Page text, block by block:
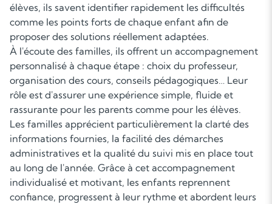
élèves, ils savent identifier rapidement les difficultés
comme les points forts de chaque enfant afin de
proposer des solutions réellement adaptées.
À l'écoute des familles, ils offrent un accompagnement
personnalisé à chaque étape : choix du professeur,
organisation des cours, conseils pédagogiques… Leur
rôle est d'assurer une expérience simple, fluide et
rassurante pour les parents comme pour les élèves.
Les familles apprécient particulièrement la clarté des
informations fournies, la facilité des démarches
administratives et la qualité du suivi mis en place tout
au long de l'année. Grâce à cet accompagnement
individualisé et motivant, les enfants reprennent
confiance, progressent à leur rythme et abordent leurs